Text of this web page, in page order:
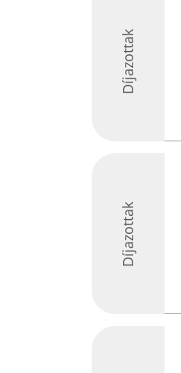
Díjazottak
Díjazottak